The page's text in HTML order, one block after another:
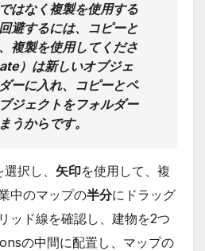
はなく複製を使用する
避するには、コピーと
複製を使用してくださ
）は新しいオブジェ
ーに入れ、コピーとペ
ジェクトをフォルダー
うからです。
択し、 矢印を使用して、複
中のマップの半分にドラッグ
ッド線を確認し、建物を2つ
の中間に配置し、マップの